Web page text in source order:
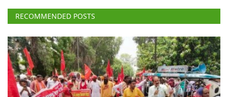
RECOMMENDED POSTS